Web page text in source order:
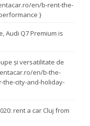
en/b-rent-the-
}
Audi Q7 Premium is
și versatilitate de
en/b-the-
the-city-and-holiday-
rent a car Cluj from